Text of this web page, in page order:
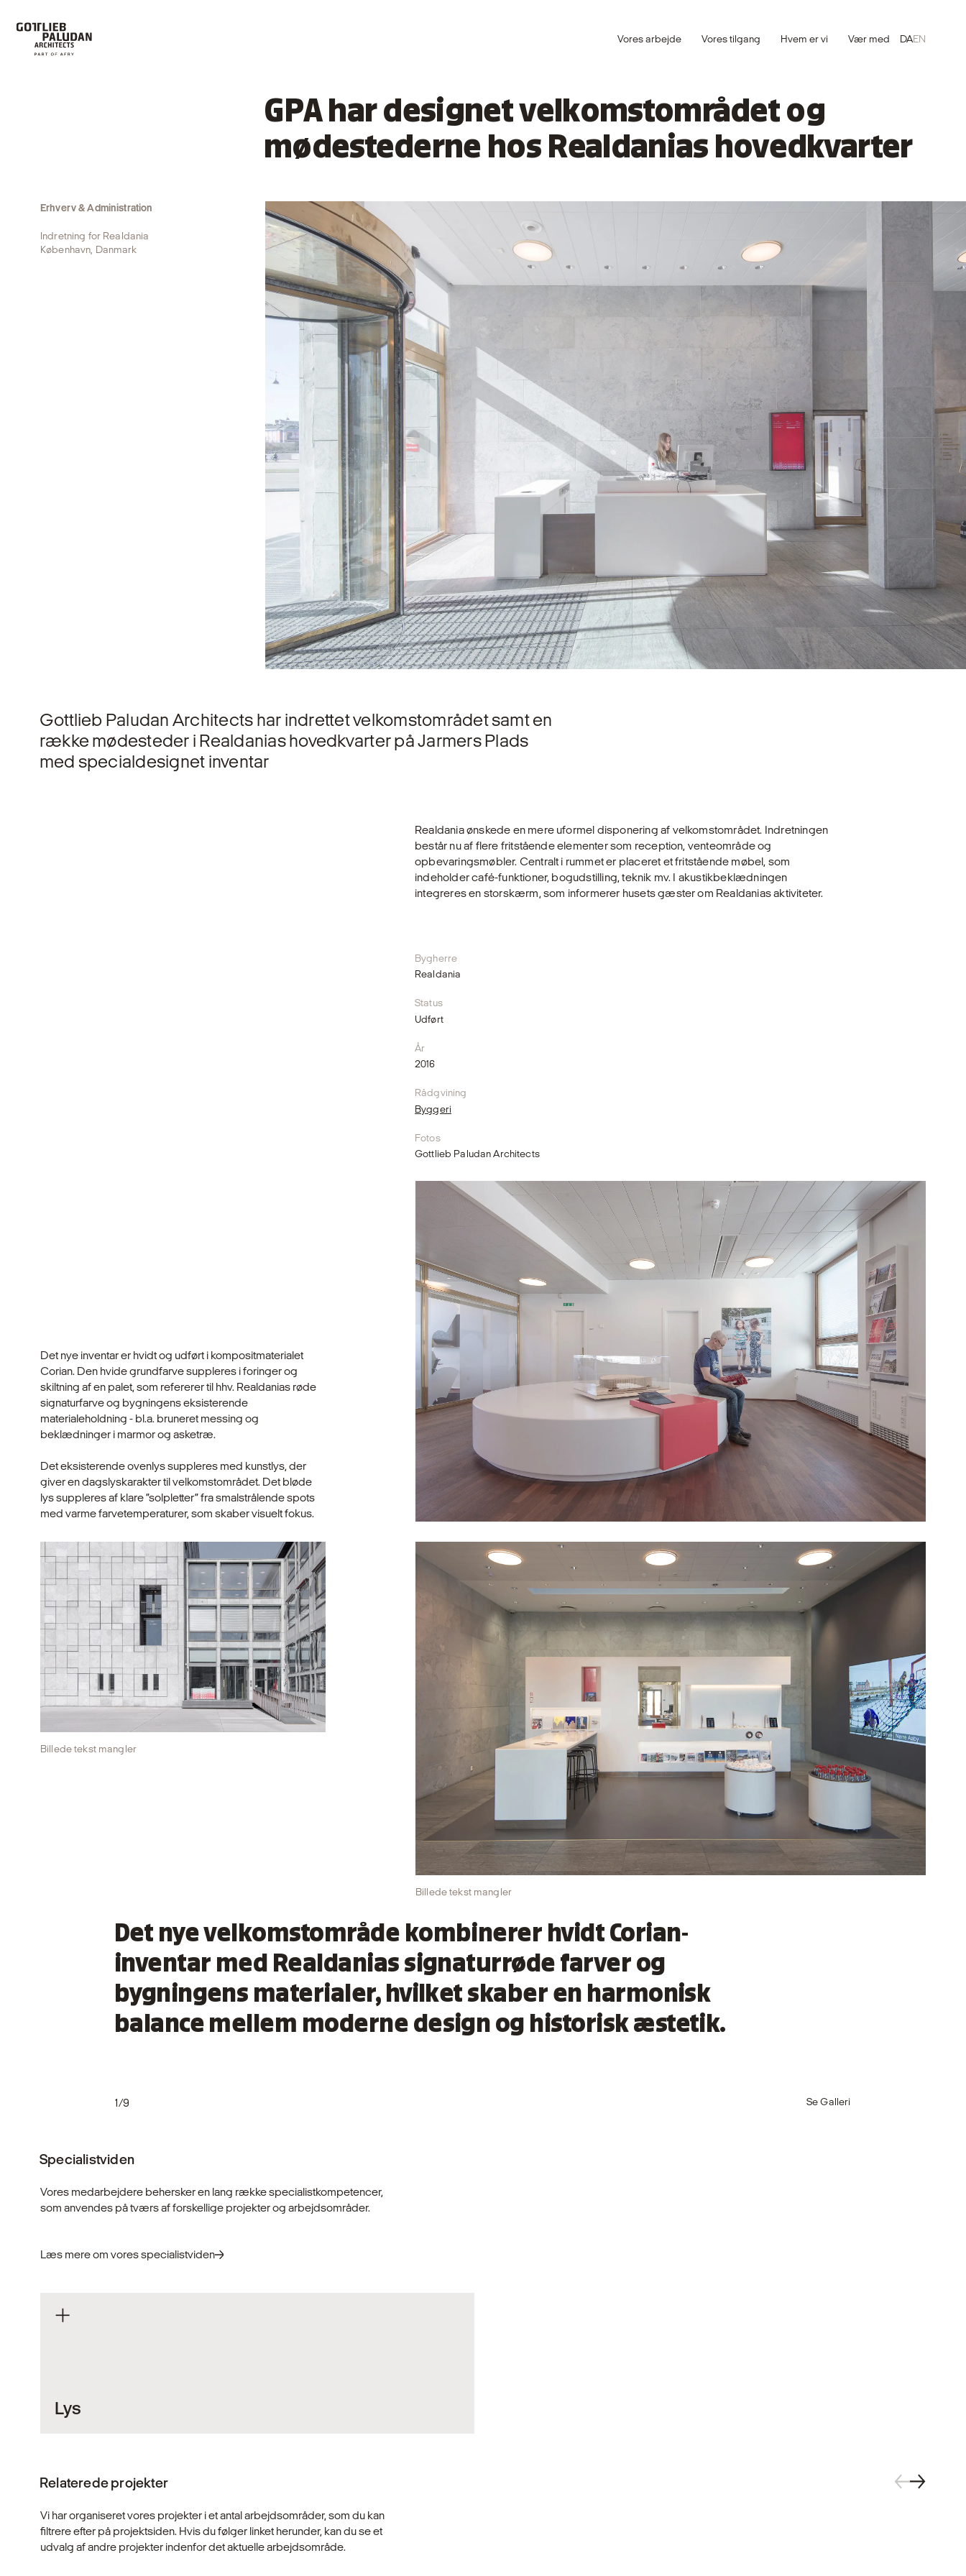
Vores arbejde Vores tilgang Hvem er vi Vær med DAEN
GPA har designet velkomstområdet og
mødestederne hos Realdanias hovedkvarter
Erhverv & Administration
Indretning for Realdania
København, Danmark
Gottlieb Paludan Architects har indrettet velkomstområdet samt en
række mødesteder i Realdanias hovedkvarter på Jarmers Plads
med specialdesignet inventar
Realdania ønskede en mere uformel disponering af velkomstområdet. Indretningen
består nu af flere fritstående elementer som reception, venteområde og
opbevaringsmøbler. Centralt i rummet er placeret et fritstående møbel, som
indeholder café-funktioner, bogudstilling, teknik mv. I akustikbeklædningen
integreres en storskærm, som informerer husets gæster om Realdanias aktiviteter.
Bygherre
Realdania
Status
Udført
År
2016
Rådgvining
Byggeri
Fotos
Gottlieb Paludan Architects
Det nye inventar er hvidt og udført i kompositmaterialet
Corian. Den hvide grundfarve suppleres i foringer og
skiltning af en palet, som refererer til hhv. Realdanias røde
signaturfarve og bygningens eksisterende
materialeholdning - bl.a. bruneret messing og
beklædninger i marmor og asketræ.
Det eksisterende ovenlys suppleres med kunstlys, der
giver en dagslyskarakter til velkomstområdet. Det bløde
lys suppleres af klare ”solpletter” fra smalstrålende spots
med varme farvetemperaturer, som skaber visuelt fokus.
Billede tekst mangler
Billede tekst mangler
Det nye velkomstområde kombinerer hvidt Corian-
inventar med Realdanias signaturrøde farver og
bygningens materialer, hvilket skaber en harmonisk
balance mellem moderne design og historisk æstetik.
1/9 Se Galleri
Specialistviden
Vores medarbejdere behersker en lang række specialistkompetencer,
som anvendes på tværs af forskellige projekter og arbejdsområder.
Læs mere om vores specialistviden
Lys
understøtter det os i vores aktiviteter, skaber tryghed og styrker den visuelle
med omtanke og indsigt for at understøtte både funktion og æstetik i vores rum og
bygninger.
Relaterede projekter
Vi har organiseret vores projekter i et antal arbejdsområder, som du kan
filtrere efter på projektsiden. Hvis du følger linket herunder, kan du se et
udvalg af andre projekter indenfor det aktuelle arbejdsområde.